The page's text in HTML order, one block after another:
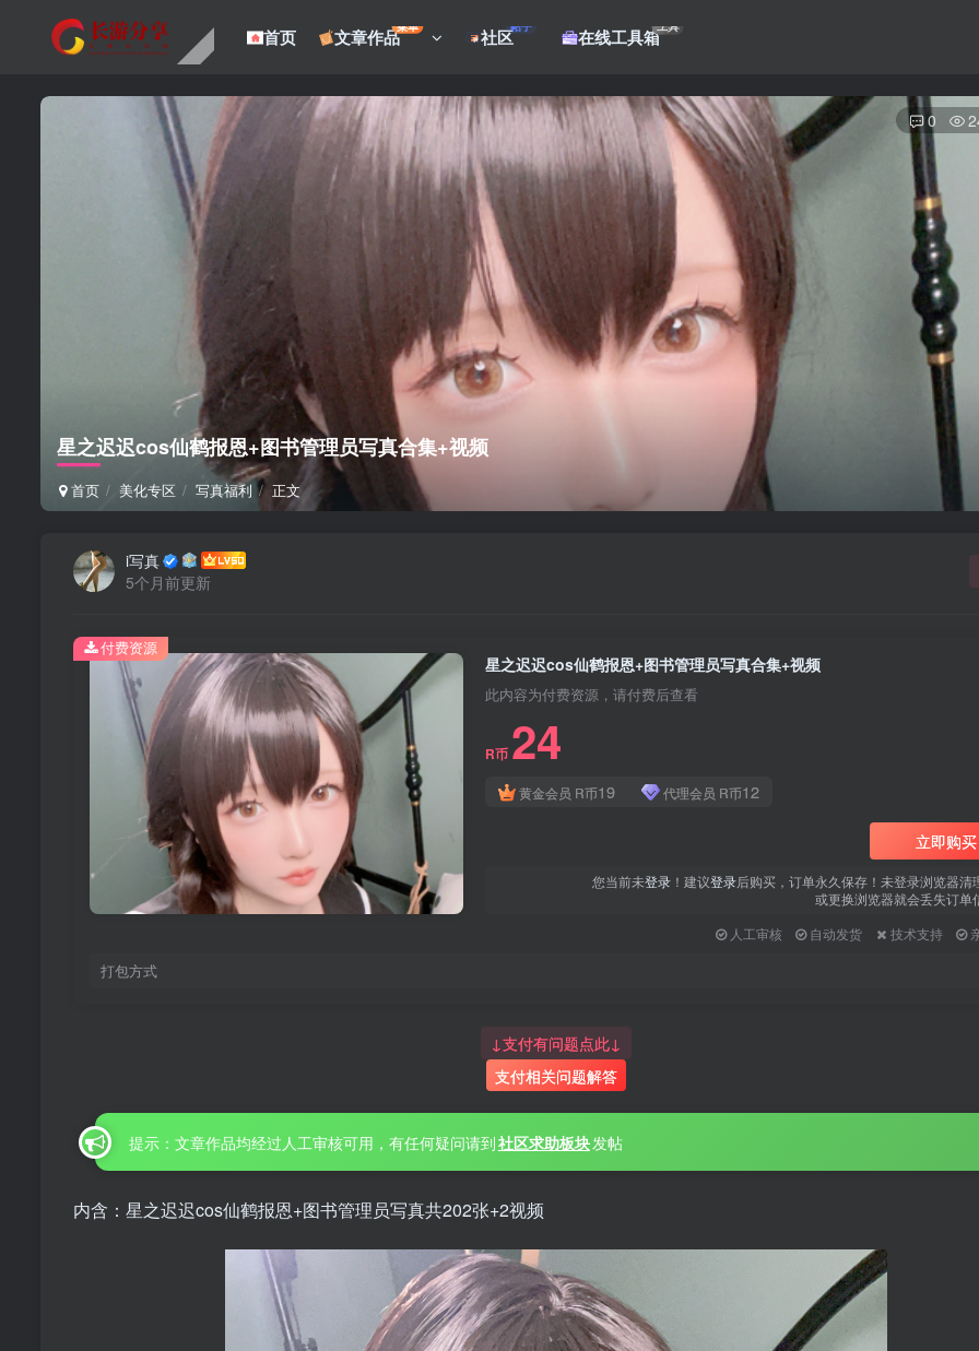
首页 文章作品菜单 社区帖子 在线工具箱工具
星之迟迟cos仙鹤报恩+图书管理员写真合集+视频
首页 美化专区 写真福利 正文
0
i写真
5个月前更新
星之迟迟cos仙鹤报恩+图书管理员写真合集+视频
此内容为付费资源，请付费后查看
R币 24
黄金会员 R币19 代理会员 R币12
立即购买
您当前未登录 ！建议登录后购买，订单永久保存！未登录浏览器清
或更换浏览器就会丢失订单
人工审核
自动发货 技术支持
打包方式
付费资源
↓支付有问题点此↓
支付相关问题解答
提示：文章作品均经过人工审核可用，有任何疑问请到社区求助板块发帖
内含：星之迟迟cos仙鹤报恩+图书管理员写真共202张+2视频